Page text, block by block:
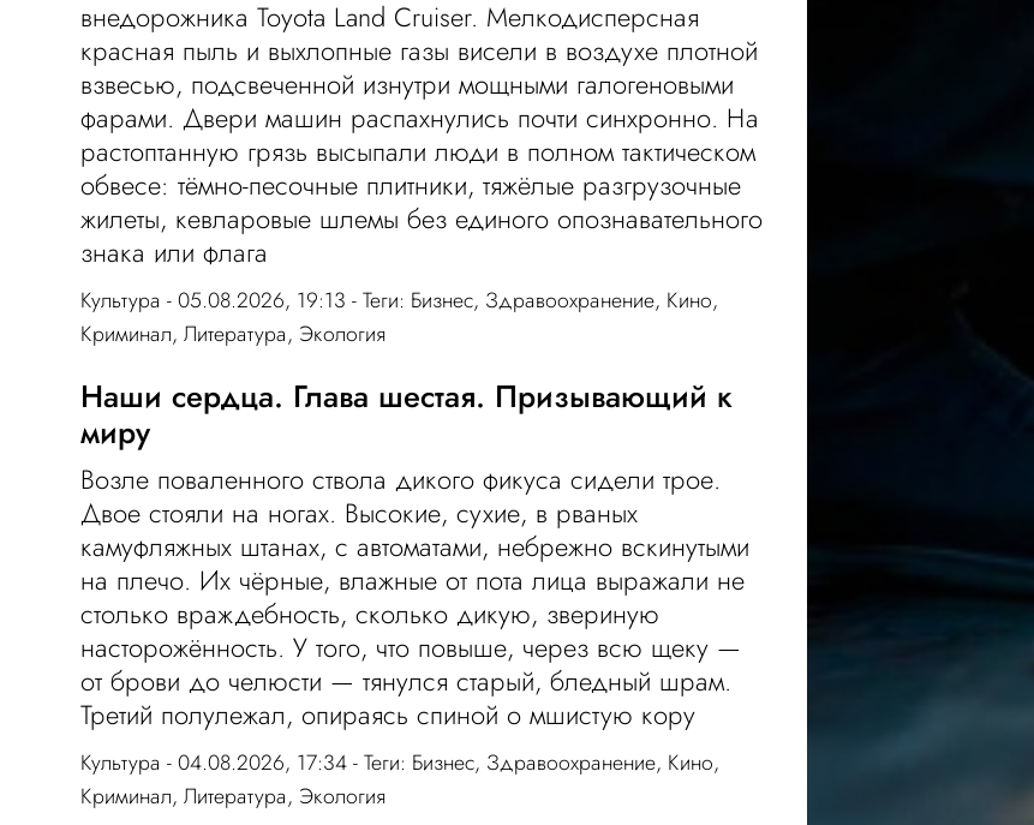
внедорожника Toyota Land Cruiser. Мелкодисперсная
красная пыль и выхлопные газы висели в воздухе плотной
взвесью, подсвеченной изнутри мощными галогеновыми
фарами. Двери машин распахнулись почти синхронно. На
растоптанную грязь высыпали люди в полном тактическом
обвесе: тёмно-песочные плитники, тяжёлые разгрузочные
жилеты, кевларовые шлемы без единого опознавательного
знака или флага
Культура - 05.08.2026, 19:13 - Теги: Бизнес, Здравоохранение, Кино,
Криминал,Литература, Экология
Наши сердца. Глава шестая. Призывающий к
миру
Возле поваленного ствола дикого фикуса сидели трое.
Двое стояли на ногах. Высокие, сухие, в рваных
камуфляжных штанах, с автоматами, небрежно вскинутыми
на плечо. Их чёрные, влажные от пота лица выражали не
столько враждебность, сколько дикую, звериную
насторожённость. У того, что повыше, через всю щеку —
от брови до челюсти — тянулся старый, бледный шрам.
Третий полулежал, опираясь спиной о мшистую кору
Культура - 04.08.2026, 17:34 - Теги: Бизнес, Здравоохранение, Кино,
Криминал,Литература, Экология